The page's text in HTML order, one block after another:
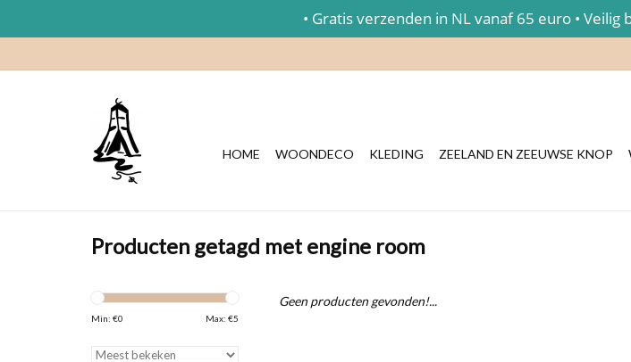
HOME WOONDECO KLEDING ZEELAND EN ZEEUWSE KNOP
Producten getagd met engine room
Min: €0 Max: €5
Geen producten gevonden!...
• Gratis verzenden in NL vanaf 65 euro • Veilig